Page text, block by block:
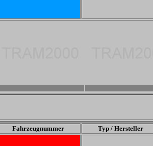
Fahrzeugnummer Typ / Hersteller